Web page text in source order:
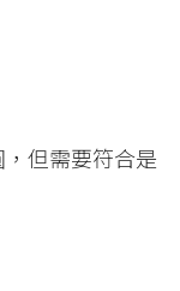
但需要符合是